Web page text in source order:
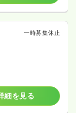
一時募集休止
細を見る